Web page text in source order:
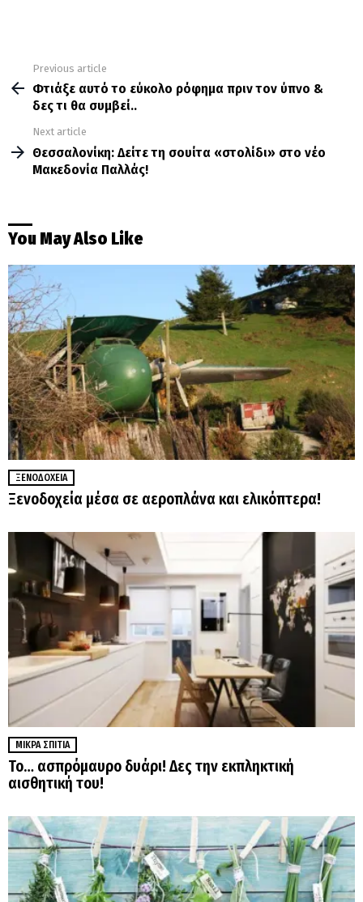
more
Previous article
Φτιάξε αυτό το εύκολο ρόφημα πριν τον ύπνο &
δες τι θα συμβεί..
Next article
Θεσσαλονίκη: Δείτε τη σουίτα «στολίδι» στο νέο
Μακεδονία Παλλάς!
You May Also Like
ΞΕΝΟΔΟΧΕΊΑ
Ξενοδοχεία μέσα σε αεροπλάνα και ελικόπτερα!
ΜΙΚΡΆ ΣΠΊΤΙΑ
Το… ασπρόμαυρο δυάρι! Δες την εκπληκτική
αισθητική του!